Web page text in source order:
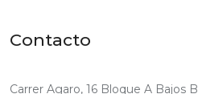
Contacto
Carrer Agaro, 16 Bloque A Bajos B